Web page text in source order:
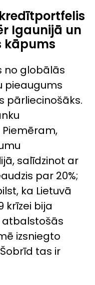
Igaunijā un
kāpums
no globālās
pieaugums
pārliecinošāks.
salīdzinot ar
par 20%;
ka Lietuvā
krīzei bija
atbalstošās
izsniegto
tas ir